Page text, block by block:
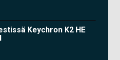
Keychron K2 HE